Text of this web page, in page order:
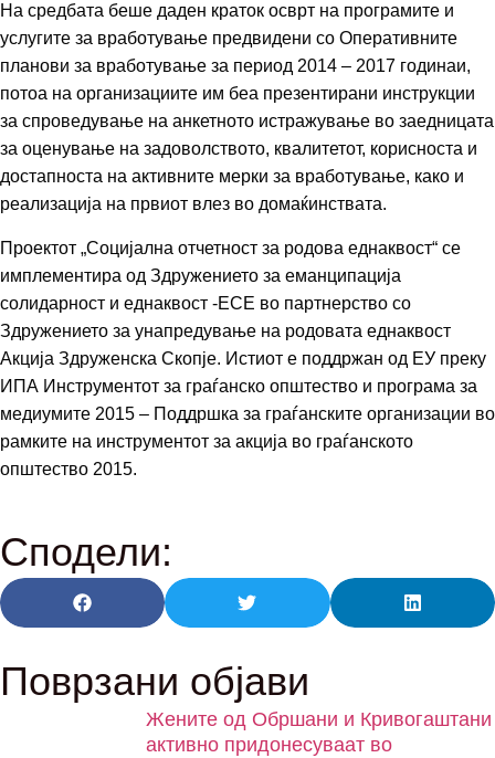
На средбата беше даден краток осврт на програмите и
услугите за вработување предвидени со Оперативните
планови за вработување за период 2014 – 2017 годинаи,
потоа на организациите им беа презентирани инструкции
за спроведување на анкетното истражување во заедницата
за оценување на задоволството, квалитетот, корисноста и
достапноста на активните мерки за вработување, како и
реализација на првиот влез во домаќинствата.
Проектот „Социјална отчетност за родова еднаквост“ се
имплементира од Здружението за еманципација
солидарност и еднаквост -ЕСЕ во партнерство со
Здружението за унапредување на родовата еднаквост
Акција Здруженска Скопје. Истиот е поддржан од ЕУ преку
ИПА Инструментот за граѓанско општество и програма за
медиумите 2015 – Поддршка за граѓанските организации во
рамките на инструментот за акција во граѓанското
општество 2015.
Сподели:
Поврзани објави
Жените од Обршани и Кривогаштани
активно придонесуваат во